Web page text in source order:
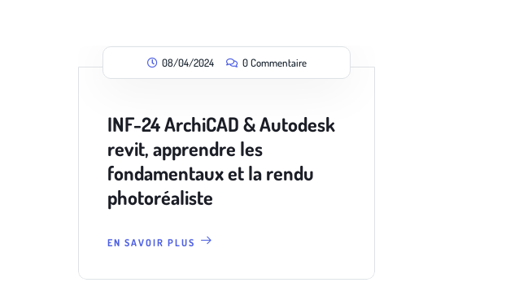
08/04/2024 0 Commentaire
INF-24 ArchiCAD & Autodesk
revit, apprendre les
fondamentaux et la rendu
photoréaliste
EN SAVOIR PLUS